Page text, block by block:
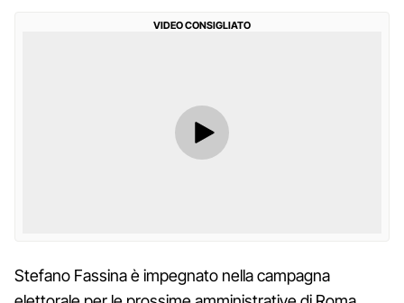
VIDEO CONSIGLIATO
Stefano Fassina è impegnato nella campagna